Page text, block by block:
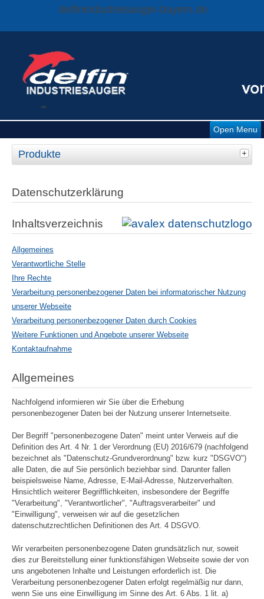
Open Menu
delfinindustriesauger-bayern.de
Produkte
Datenschutzerklärung
Inhaltsverzeichnis
Allgemeines
Verantwortliche Stelle
Ihre Rechte
Verarbeitung personenbezogener Daten bei informatorischer Nutzung
unserer Webseite
Verarbeitung personenbezogener Daten durch Cookies
Weitere Funktionen und Angebote unserer Webseite
Kontaktaufnahme
Allgemeines
Nachfolgend informieren wir Sie über die Erhebung
personenbezogener Daten bei der Nutzung unserer Internetseite.
Der Begriff "personenbezogene Daten" meint unter Verweis auf die
Definition des Art. 4 Nr. 1 der Verordnung (EU) 2016/679 (nachfolgend
bezeichnet als "Datenschutz-Grundverordnung" bzw. kurz "DSGVO")
alle Daten, die auf Sie persönlich beziehbar sind. Darunter fallen
beispielsweise Name, Adresse, E-Mail-Adresse, Nutzerverhalten.
Hinsichtlich weiterer Begrifflichkeiten, insbesondere der Begriffe
"Verarbeitung", "Verantwortlicher", "Auftragsverarbeiter" und
"Einwilligung", verweisen wir auf die gesetzlichen
datenschutzrechtlichen Definitionen des Art. 4 DSGVO.
Wir verarbeiten personenbezogene Daten grundsätzlich nur, soweit
dies zur Bereitstellung einer funktionsfähigen Webseite sowie der von
uns angebotenen Inhalte und Leistungen erforderlich ist. Die
Verarbeitung personenbezogener Daten erfolgt regelmäßig nur dann,
wenn Sie uns eine Einwilligung im Sinne des Art. 6 Abs. 1 lit. a)